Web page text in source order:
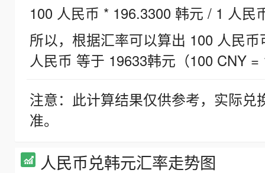
100 人民币 * 196.3300 韩元 / 1 人民
所以，根据汇率可以算出 100 人民
人民币 等于 19633韩元（100 CNY =
注意：此计算结果仅供参考，实际
准。
人民币兑韩元汇率走势图